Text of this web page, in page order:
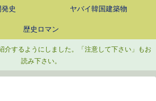
史 ヤバイ韓国建築物
歴史ロマン
介するようにしました。「注意して下さい」もお
読み下さい。